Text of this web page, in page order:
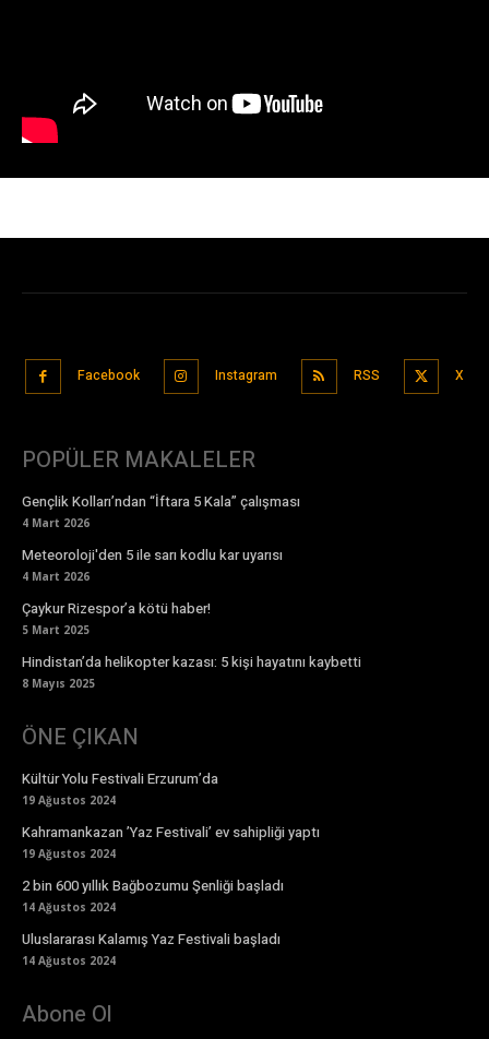
Facebook Instagram RSS X
POPÜLER MAKALELER
Gençlik Kolları’ndan “İftara 5 Kala” çalışması
4 Mart 2026
Meteoroloji'den 5 ile sarı kodlu kar uyarısı
4 Mart 2026
Çaykur Rizespor’a kötü haber!
5 Mart 2025
Hindistan’da helikopter kazası: 5 kişi hayatını kaybetti
8 Mayıs 2025
ÖNE ÇIKAN
Kültür Yolu Festivali Erzurum’da
19 Ağustos 2024
Kahramankazan ’Yaz Festivali’ ev sahipliği yaptı
19 Ağustos 2024
2 bin 600 yıllık Bağbozumu Şenliği başladı
14 Ağustos 2024
Uluslararası Kalamış Yaz Festivali başladı
14 Ağustos 2024
Abone Ol